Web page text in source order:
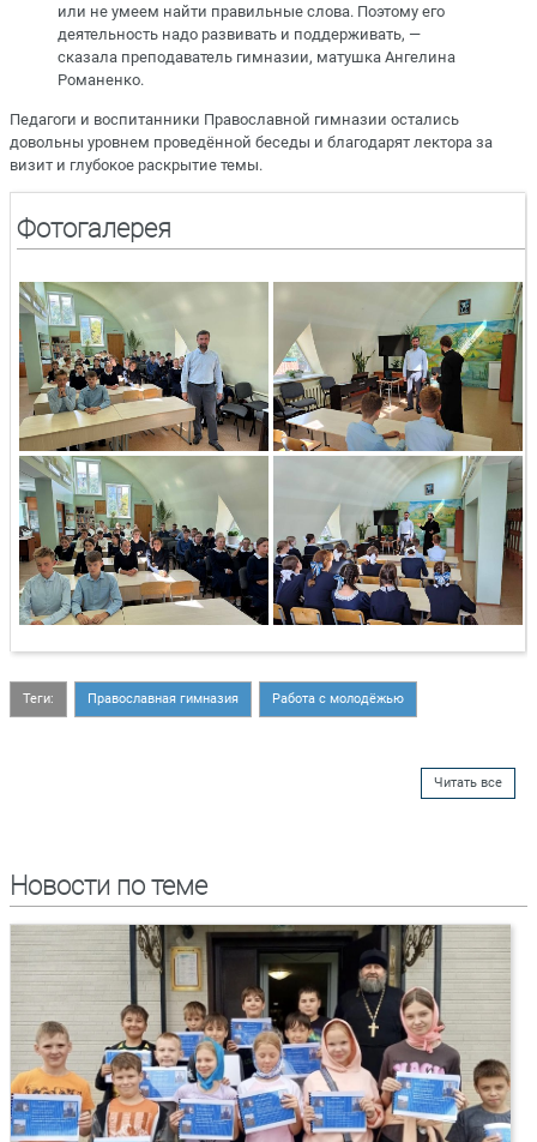
или не умеем найти правильные слова. Поэтому его
деятельность надо развивать и поддерживать, —
сказала преподаватель гимназии, матушка Ангелина
Романенко.
Педагоги и воспитанники Православной гимназии остались
довольны уровнем проведённой беседы и благодарят лектора за
визит и глубокое раскрытие темы.
Фотогалерея
Теги: Православная гимназия Работа с молодёжью
Читать все
Новости по теме